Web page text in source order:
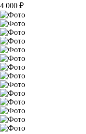
4 000 ₽